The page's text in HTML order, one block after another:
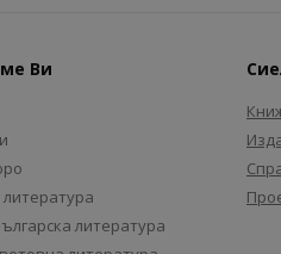
Ви
литература